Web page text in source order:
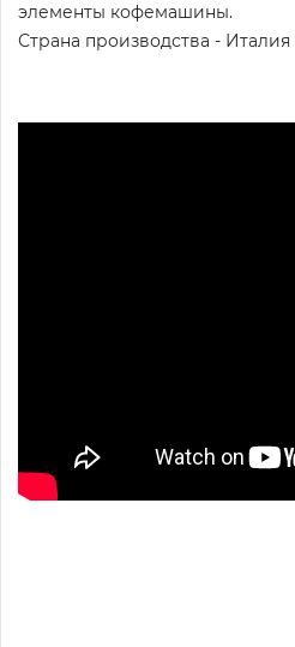
элементы кофемашины.
Страна производства - Италия